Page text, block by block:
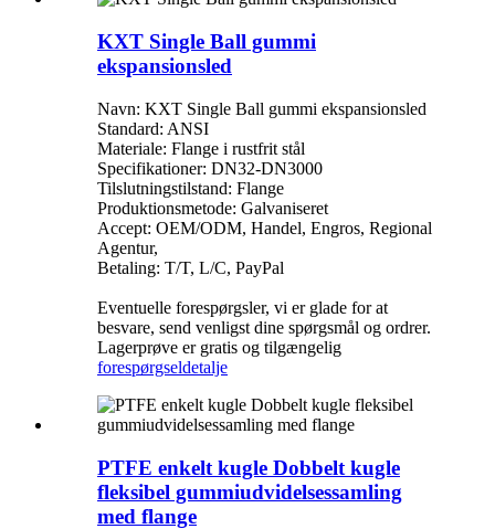
KXT Single Ball gummi
ekspansionsled
Navn: KXT Single Ball gummi ekspansionsled
Standard: ANSI
Materiale: Flange i rustfrit stål
Specifikationer: DN32-DN3000
Tilslutningstilstand: Flange
Produktionsmetode: Galvaniseret
Accept: OEM/ODM, Handel, Engros, Regional
Agentur,
Betaling: T/T, L/C, PayPal
Eventuelle forespørgsler, vi er glade for at
besvare, send venligst dine spørgsmål og ordrer.
Lagerprøve er gratis og tilgængelig
forespørgseldetalje
PTFE enkelt kugle Dobbelt kugle
fleksibel gummiudvidelsessamling
med flange